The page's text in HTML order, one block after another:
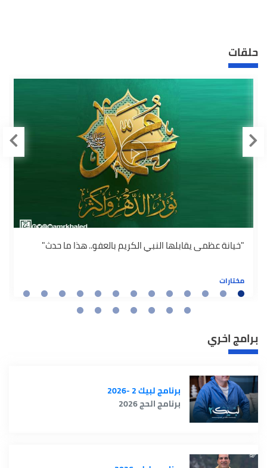
حلقات
"خيانة عظمى يقابلها النبي الكريم بالعفو.. هذا ما حدث"
مختارات
برامج اخري
برنامج لبيك 2 -2026
برنامج الحج 2026